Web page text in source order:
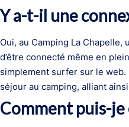
Y a-t-il une
Oui, au Camping La
d’être connecté même en
simplement surfer sur le
séjour au camping, alliant
Comment puis-